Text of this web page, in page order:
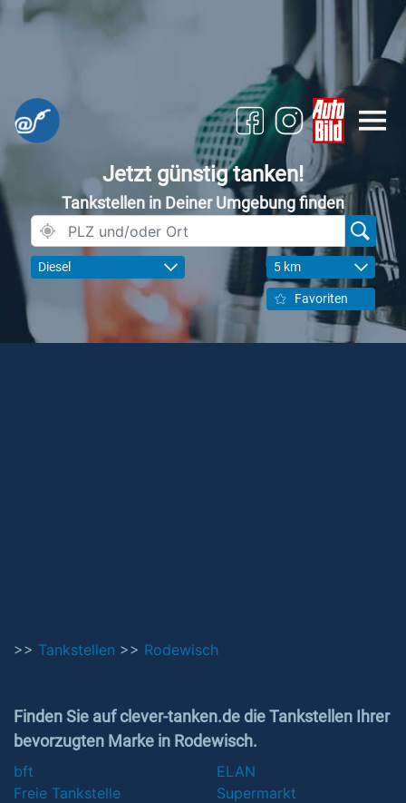
Jetzt günstig tanken!
Tankstellen in Deiner Umgebung finden
Diesel 5 km
Favoriten
>> Tankstellen >> Rodewisch
Finden Sie auf clever-tanken.de die Tankstellen Ihrer
bevorzugten Marke in Rodewisch.
bft
ELAN
Freie Tankstelle
Supermarkt